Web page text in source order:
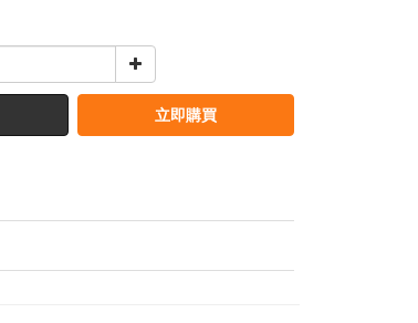
立即購買